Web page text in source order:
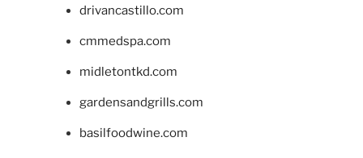
drivancastillo.com
cmmedspa.com
midletontkd.com
gardensandgrills.com
basilfoodwine.com